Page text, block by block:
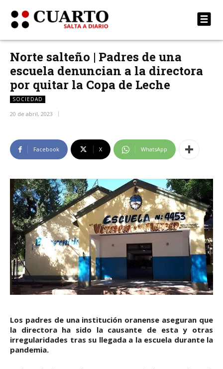
Norte salteño | Padres de una
escuela denuncian a la directora
por quitar la Copa de Leche
SOCIEDAD
20 de abril, 2023
Facebook X WhatsApp
Los padres de una institución oranense aseguran que
la directora ha sido la causante de esta y otras
irregularidades tras su llegada a la escuela durante la
pandemia.